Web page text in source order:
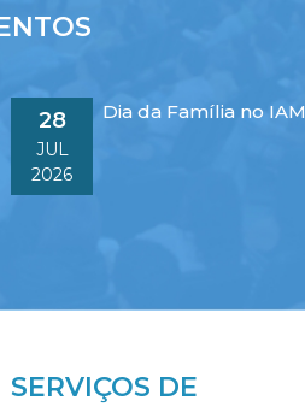
28
JUL
2026
Dia da Família no IAM
SERVIÇOS DE